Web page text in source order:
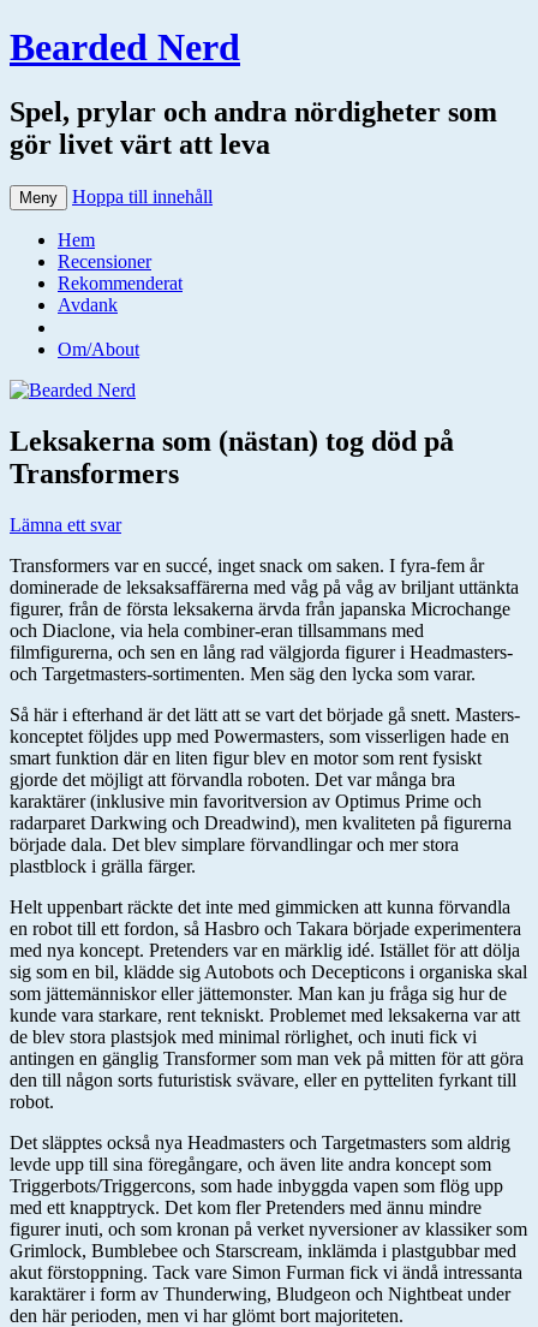
Bearded Nerd
Spel, prylar och andra nördigheter som
gör livet värt att leva
Meny Hoppa till innehåll
Hem
Recensioner
Rekommenderat
Avdank
Om/About
Leksakerna som (nästan) tog död på
Transformers
Lämna ett svar
Transformers var en succé, inget snack om saken. I fyra-fem år
dominerade de leksaksaffärerna med våg på våg av briljant uttänkta
figurer, från de första leksakerna ärvda från japanska Microchange
och Diaclone, via hela combiner-eran tillsammans med
filmfigurerna, och sen en lång rad välgjorda figurer i Headmasters-
och Targetmasters-sortimenten. Men säg den lycka som varar.
Så här i efterhand är det lätt att se vart det började gå snett. Masters-
konceptet följdes upp med Powermasters, som visserligen hade en
smart funktion där en liten figur blev en motor som rent fysiskt
gjorde det möjligt att förvandla roboten. Det var många bra
karaktärer (inklusive min favoritversion av Optimus Prime och
radarparet Darkwing och Dreadwind), men kvaliteten på figurerna
började dala. Det blev simplare förvandlingar och mer stora
plastblock i grälla färger.
Helt uppenbart räckte det inte med gimmicken att kunna förvandla
en robot till ett fordon, så Hasbro och Takara började experimentera
med nya koncept. Pretenders var en märklig idé. Istället för att dölja
sig som en bil, klädde sig Autobots och Decepticons i organiska skal
som jättemänniskor eller jättemonster. Man kan ju fråga sig hur de
kunde vara starkare, rent tekniskt. Problemet med leksakerna var att
de blev stora plastsjok med minimal rörlighet, och inuti fick vi
antingen en gänglig Transformer som man vek på mitten för att göra
den till någon sorts futuristisk svävare, eller en pytteliten fyrkant till
robot.
Det släpptes också nya Headmasters och Targetmasters som aldrig
levde upp till sina föregångare, och även lite andra koncept som
Triggerbots/Triggercons, som hade inbyggda vapen som flög upp
med ett knapptryck. Det kom fler Pretenders med ännu mindre
figurer inuti, och som kronan på verket nyversioner av klassiker som
Grimlock, Bumblebee och Starscream, inklämda i plastgubbar med
akut förstoppning. Tack vare Simon Furman fick vi ändå intressanta
karaktärer i form av Thunderwing, Bludgeon och Nightbeat under
den här perioden, men vi har glömt bort majoriteten.